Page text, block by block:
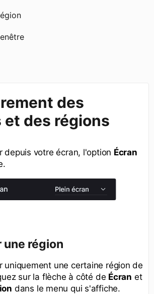
des
des régions
depuis votre écran, l'option Écran
une région
uniquement une certaine région de
sur la flèche à côté de Écran et
dans le menu qui s'affiche.